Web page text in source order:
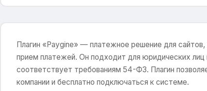
Плагин «Paygine» — платежное решение для
прием платежей. Он подходит для юридических лиц
соответствует требованиям 54-ФЗ. Плагин
компании и бесплатно подключаться к системе.